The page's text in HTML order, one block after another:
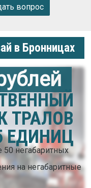
вопрос
в Бронницах
ТРАЛОВ
ЕДИНИЦ
негабаритных
на негабаритные